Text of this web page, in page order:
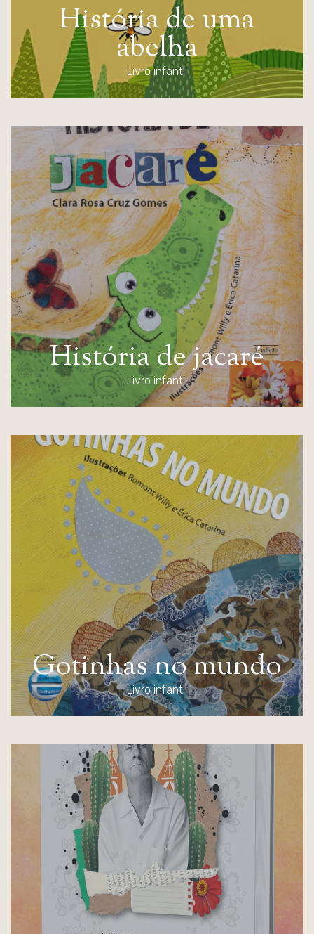
Históriade uma
abelha
Livro infantil
Históriadejacaré
Livro infantil
Gotinhasnomundo
Livro infantil